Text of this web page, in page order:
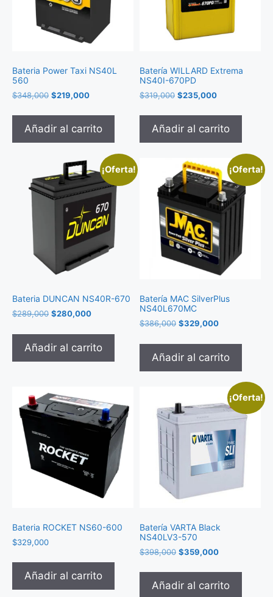
Bateria Power Taxi NS40L
560
$348,000 $219,000
Añadir al carrito
Batería WILLARD Extrema
NS40I-670PD
$319,000 $235,000
Añadir al carrito
¡Oferta!
Bateria DUNCAN NS40R-670
$289,000 $280,000
Añadir al carrito
¡Oferta!
Batería MAC SilverPlus
NS40L670MC
$386,000 $329,000
Añadir al carrito
Bateria ROCKET NS60-600
$329,000
Añadir al carrito
¡Oferta!
Batería VARTA Black
NS40LV3-570
$398,000 $359,000
Añadir al carrito